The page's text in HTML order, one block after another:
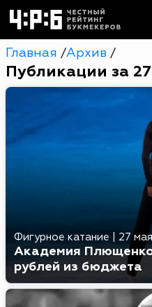
Главная /Архив /
Публикации за
Фигурное катание 27 мая
Академия
рублей из бюджета